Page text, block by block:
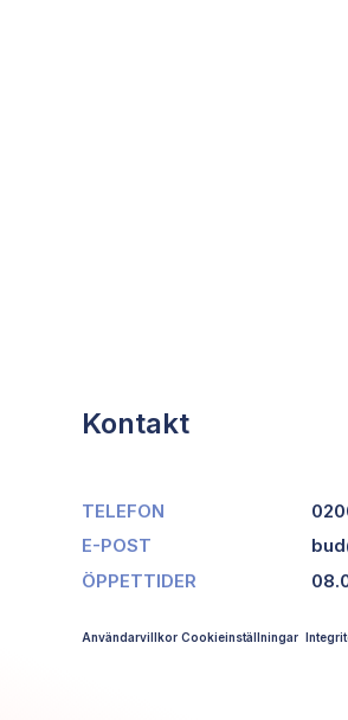
Kontakt
TELEFON
E-POST
ÖPPETTIDER
Användarvillkor Cookieinställningar